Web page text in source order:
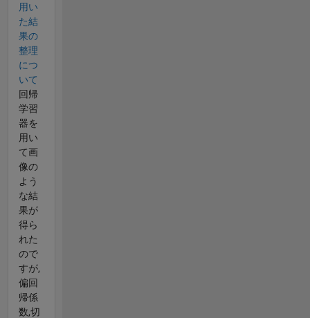
用い
た結
果の
整理
につ
いて
回帰
学習
器を
用い
て画
像の
よう
な結
果が
得ら
れた
ので
すが,
偏回
帰係
数,切